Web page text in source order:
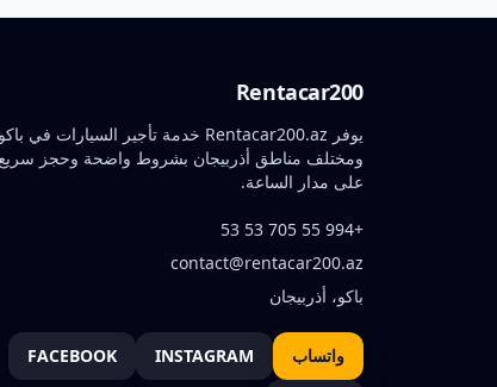
Rentacar200
يوفر Rentacar200.az خدمة تأجير السيارات في باكو
ومختلف مناطق أذربيجان بشروط واضحة وحجز
على مدار الساعة.
+994 55 705 53 53
contact@rentacar200.az
باكو، أذربيجان
واتساب INSTAGRAM
FACEBOOK